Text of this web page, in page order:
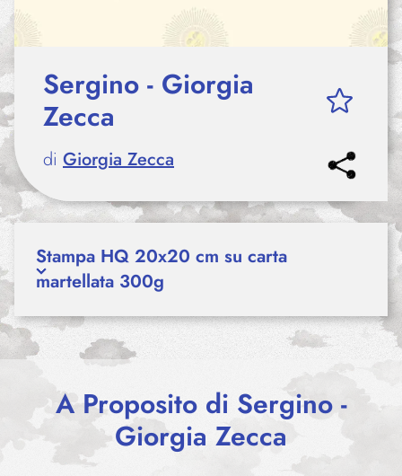
Sergino - Giorgia
Zecca
di Giorgia Zecca
Stampa HQ 20x20 cm su carta
martellata 300g
A Proposito di Sergino -
Giorgia Zecca